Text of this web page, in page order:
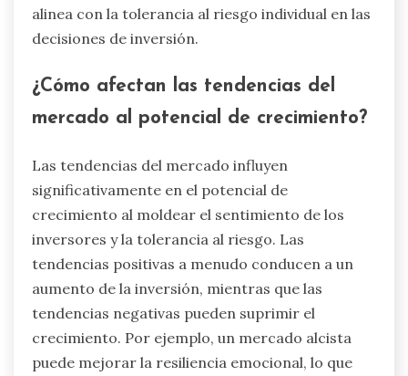
alinea con la tolerancia al riesgo individual en las
decisiones de inversión.
¿Cómo afectan las tendencias del
mercado al potencial de crecimiento?
Las tendencias del mercado influyen
significativamente en el potencial de
crecimiento al moldear el sentimiento de los
inversores y la tolerancia al riesgo. Las
tendencias positivas a menudo conducen a un
aumento de la inversión, mientras que las
tendencias negativas pueden suprimir el
crecimiento. Por ejemplo, un mercado alcista
puede mejorar la resiliencia emocional, lo que